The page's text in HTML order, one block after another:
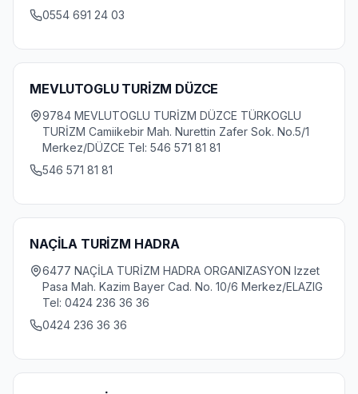
0554 691 24 03
MEVLUTOGLU TURİZM DÜZCE
9784 MEVLUTOGLU TURİZM DÜZCE TÜRKOGLU
TURİZM Camiikebir Mah. Nurettin Zafer Sok. No.5/1
Merkez/DÜZCE Tel: 546 571 81 81
546 571 81 81
NAÇİLA TURİZM HADRA
6477 NAÇİLA TURİZM HADRA ORGANIZASYON Izzet
Pasa Mah. Kazim Bayer Cad. No. 10/6 Merkez/ELAZIG
Tel: 0424 236 36 36
0424 236 36 36